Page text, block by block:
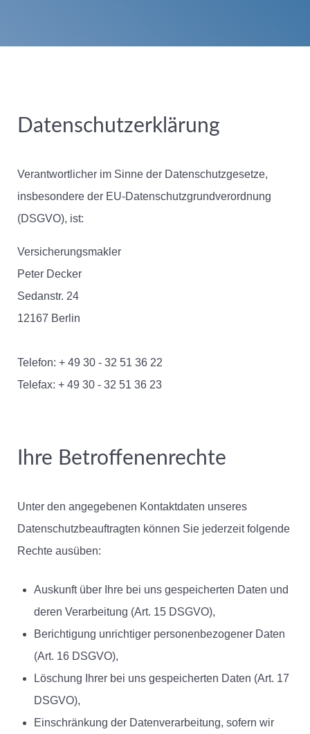
Datenschutzerklärung
Verantwortlicher im Sinne der Datenschutzgesetze,
insbesondere der EU-Datenschutzgrundverordnung
(DSGVO), ist:
Versicherungsmakler
Peter Decker
Sedanstr. 24
12167 Berlin
Telefon: + 49 30 - 32 51 36 22
Telefax: + 49 30 - 32 51 36 23
Ihre Betroffenenrechte
Unter den angegebenen Kontaktdaten unseres
Datenschutzbeauftragten können Sie jederzeit folgende
Rechte ausüben:
Auskunft über Ihre bei uns gespeicherten Daten und
deren Verarbeitung (Art. 15 DSGVO),
Berichtigung unrichtiger personenbezogener Daten
(Art. 16 DSGVO),
Löschung Ihrer bei uns gespeicherten Daten (Art. 17
DSGVO),
Einschränkung der Datenverarbeitung, sofern wir